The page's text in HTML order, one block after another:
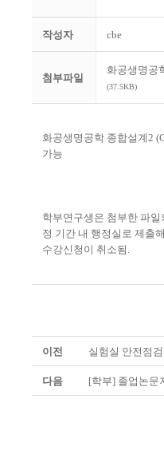
작성자 cbe
첨부파일
화공생명공
(37.5KB)
화공생명공학 종합설계2
가능
학부연구생은 첨부한 파
정 기간 내 행정실로 제출
수강신청이 취소됨.
이전 실험실 안전점
다음 [학부] 졸업논문